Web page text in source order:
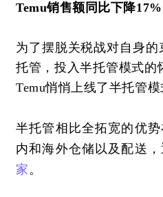
Temu销售额同比下降17%
为了摆脱关税战对自身的
托管，投入半托管模式的
Temu悄悄上线了半托管模
半托管相比全拓宽的优
内和海外仓储以及配送
家。